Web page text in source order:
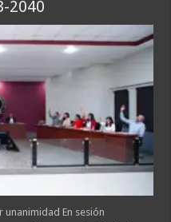
2040
En sesión